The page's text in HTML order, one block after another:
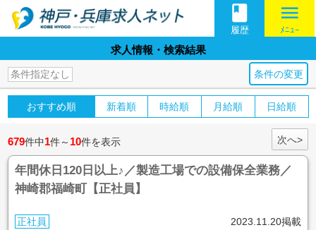
book
履歴
menu
ﾒﾆｭｰ
求人情報・検索結果
条件の変更
条件指定なし
おすすめ順 新着順 時給順 月給順 日給順
679件中1件～ 10件を表示 次へ>
年間休日120日以上♪／製造工場での設備保全業務／
神崎郡福崎町【正社員】
正社員 2023.11.20掲載